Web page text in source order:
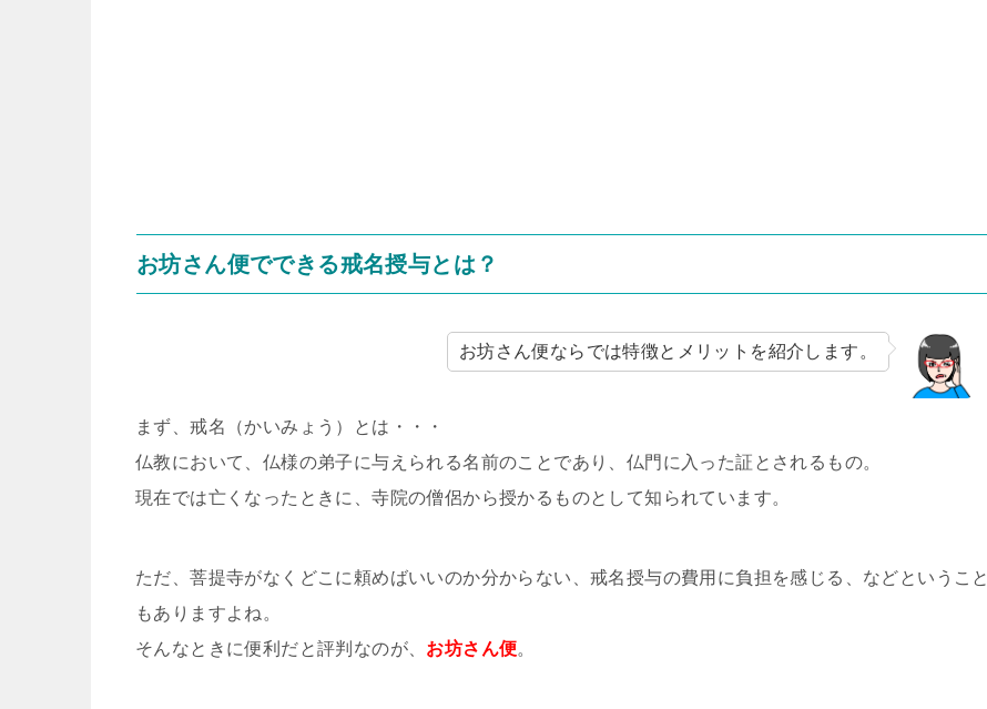
お坊さん便でできる戒名授与とは？
お坊さん便ならでは特徴とメリットを紹介します。
まず、戒名（かいみょう）とは・・・
仏教において、仏様の弟子に与えられる名前のことであり、仏門に入った証とされるもの。
現在では亡くなったときに、寺院の僧侶から授かるものとして知られています。
ただ、菩提寺がなくどこに頼めばいいのか分からない、戒名授与の費用に負担を感じる、などということ
もありますよね。
そんなときに便利だと評判なのが、 お坊さん便。